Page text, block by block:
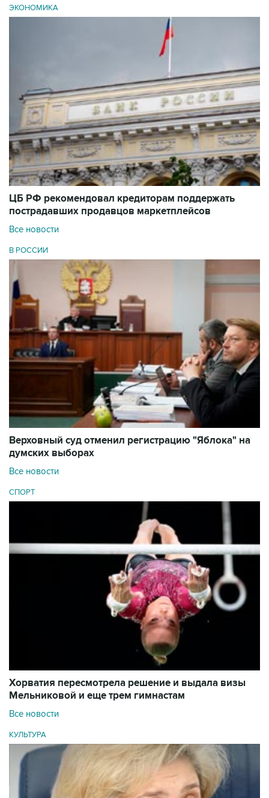
ЭКОНОМИКА
ЦБ РФ рекомендовал кредиторам поддержать
пострадавших продавцов маркетплейсов
Все новости
В РОССИИ
Верховный суд отменил регистрацию "Яблока" на
думских выборах
Все новости
СПОРТ
Хорватия пересмотрела решение и выдала визы
Мельниковой и еще трем гимнастам
Все новости
КУЛЬТУРА